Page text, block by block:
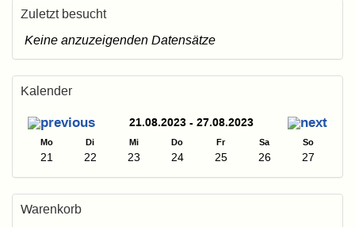
Zuletzt besucht
Keine anzuzeigenden Datensätze
Kalender
21.08.2023 - 27.08.2023
Mo Di Mi Do Fr Sa So
21 22 23 24 25 26 27
Warenkorb